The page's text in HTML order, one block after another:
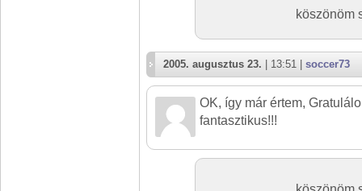
köszönöm
2005. augusztus 23. | 13:51 | soccer73
OK, így már értem,
fantasztikus!!!